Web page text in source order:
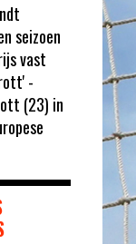
seizoen
vast
-
(23) in